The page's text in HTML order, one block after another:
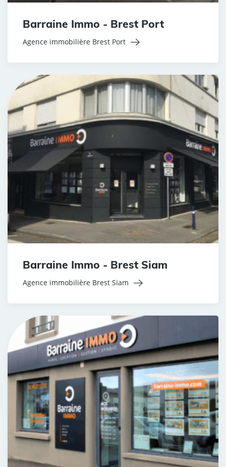
Barraine Immo - Brest Port
Agence immobilière Brest Port
Barraine Immo - Brest Siam
Agence immobilière Brest Siam